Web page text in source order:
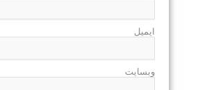
ایمیل
وبسایت